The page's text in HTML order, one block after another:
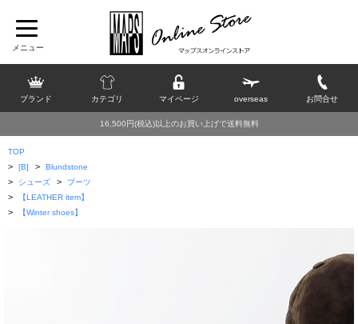
ブランド カテゴリ マイページ overseas お問合せ
16,500円(税込)以上のお買い上げで送料無料
TOP
> [B] > Blundstone
> シューズ > ブーツ
> 【LEATHER item】
> 【Winter shoes】